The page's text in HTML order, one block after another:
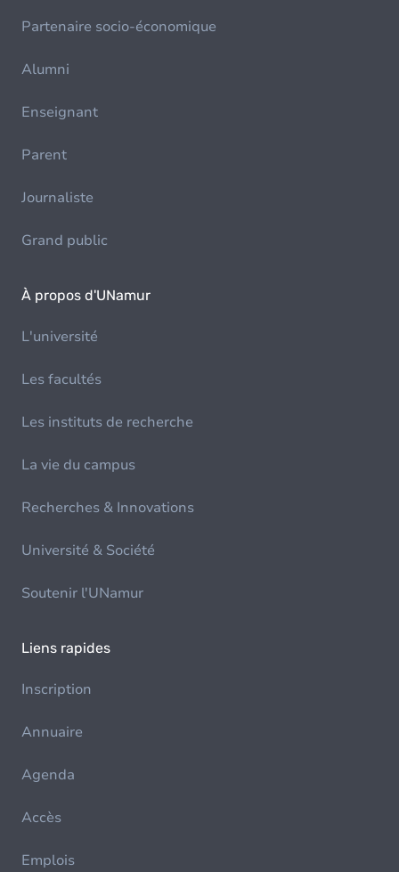
Partenaire socio-économique
Alumni
Enseignant
Parent
Journaliste
Grand public
À propos d'UNamur
L'université
Les facultés
Les instituts de recherche
La vie du campus
Recherches & Innovations
Université & Société
Soutenir l'UNamur
Liens rapides
Inscription
Annuaire
Agenda
Accès
Emplois